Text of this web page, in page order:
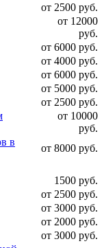
от 2500 руб.
от 12000
руб.
от 6000 руб.
от 4000 руб.
от 6000 руб.
от 5000 руб.
от 2500 руб.
от 10000
руб.
в
от 8000 руб.
1500 руб.
от 2500 руб.
от 3000 руб.
от 2000 руб.
от 3000 руб.